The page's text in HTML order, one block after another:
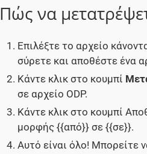
Πώς να
Επιλέξτε το αρχείο
σύρετε και αποθέστε ένα
Κάντε κλικ στο κουμπί
σε αρχείο ODP.
Κάντε κλικ στο κουμπί
μορφής {{από}} σε {{σε}}.
Αυτό είναι όλο! Μπορείτε